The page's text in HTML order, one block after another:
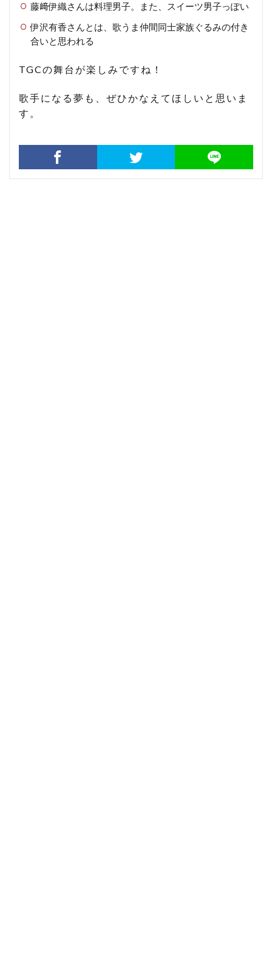
藤﨑伊織さんは料理男子。また、スイーツ男子っぽい
伊沢有香さんとは、歌うま仲間同士家族ぐるみの付き
合いと思われる
TGCの舞台が楽しみですね！
歌手になる夢も、ぜひかなえてほしいと思いま
す。